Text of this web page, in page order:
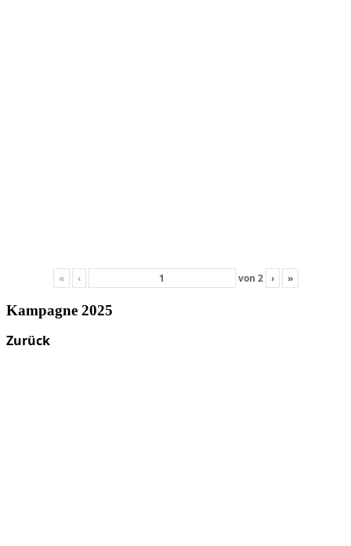
« ‹ von 2 › »
Kampagne 2025
Zurück